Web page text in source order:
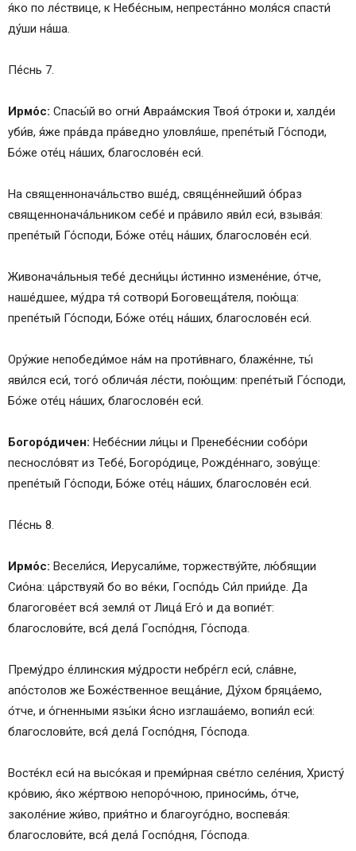
я́ко по ле́ствице, к Небе́сным, непреста́нно моля́ся спасти́
ду́ши на́ша.
Пе́снь 7.
Ирмо́с: Спасы́й во огни́ Авраа́мския Твоя́ о́троки и, халде́и
уби́в, я́же пра́вда пра́ведно уловля́ше, препе́тый Го́споди,
Бо́же оте́ц на́ших, благослове́н еси́.
На священнонача́льство вше́д, свяще́ннейший о́браз
священнонача́льником себе́ и пра́вило яви́л еси́, взыва́я:
препе́тый Го́споди, Бо́же оте́ц на́ших, благослове́н еси́.
Живонача́льныя тебе́ десни́цы и́стинно измене́ние, о́тче,
наше́дшее, му́дра тя́ сотвори́ Боговеща́теля, пою́ща:
препе́тый Го́споди, Бо́же оте́ц на́ших, благослове́н еси́.
Ору́жие непобеди́мое на́м на проти́внаго, блаже́нне, ты́
яви́лся еси́, того́ облича́я ле́сти, пою́щим: препе́тый Го́споди,
Бо́же оте́ц на́ших, благослове́н еси́.
Богоро́дичен: Небе́снии ли́цы и Пренебе́снии собо́ри
песносло́вят из Тебе́, Богоро́дице, Рожде́ннаго, зову́ще:
препе́тый Го́споди, Бо́же оте́ц на́ших, благослове́н еси́.
Пе́снь 8.
Ирмо́с: Весели́ся, Иерусали́ме, торжеству́йте, лю́бящии
Сио́на: ца́рствуяй бо во ве́ки, Госпо́дь Си́л прии́де. Да
благогове́ет вся́ земля́ от Лица́ Его́ и да вопие́т:
благослови́те, вся́ дела́ Госпо́дня, Го́спода.
Прему́дро е́ллинския му́дрости небре́гл еси́, сла́вне,
апо́столов же Боже́ственное веща́ние, Ду́хом бряца́емо,
о́тче, и о́гненными язы́ки я́сно изглаша́емо, вопия́л еси́:
благослови́те, вся́ дела́ Госпо́дня, Го́спода.
Восте́кл еси́ на высо́кая и преми́рная све́тло селе́ния, Христу́
кро́вию, я́ко же́ртвою непоро́чною, приноси́мь, о́тче,
заколе́ние жи́во, прия́тно и благоуго́дно, воспева́я:
благослови́те, вся́ дела́ Госпо́дня, Го́спода.